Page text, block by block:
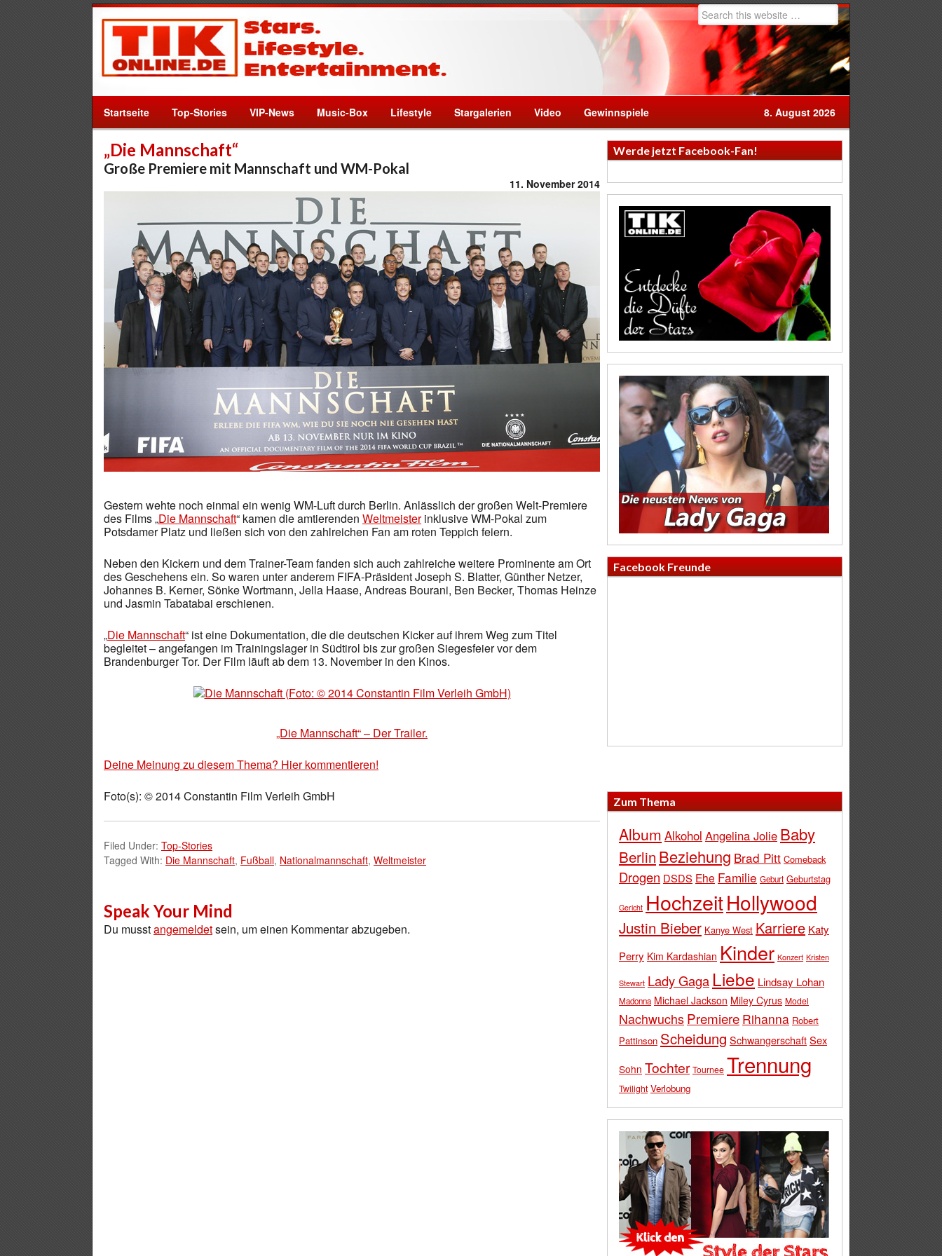
Startseite Top-Stories VIP-News Music-Box Lifestyle Stargalerien Video Gewinnspiele 8. August 2026
„Die Mannschaft“
Große Premiere mit Mannschaft und WM-Pokal
11. November 2014
Gestern wehte noch einmal ein wenig WM-Luft durch Berlin. Anlässlich der großen Welt-Premiere
des Films „Die Mannschaft“ kamen die amtierenden Weltmeisterinklusive WM-Pokal zum
Potsdamer Platz und ließen sich von den zahlreichen Fan am roten Teppich feiern.
Neben den Kickern und dem Trainer-Team fanden sich auch zahlreiche weitere Prominente am Ort
des Geschehens ein. So waren unter anderem FIFA-Präsident Joseph S. Blatter, Günther Netzer,
Johannes B. Kerner, Sönke Wortmann, Jella Haase, Andreas Bourani, Ben Becker, Thomas Heinze
und Jasmin Tabatabai erschienen.
„Die Mannschaft“ ist eine Dokumentation, die die deutschen Kicker auf ihrem Weg zum Titel
begleitet – angefangen im Trainingslager in Südtirol bis zur großen Siegesfeier vor dem
Brandenburger Tor. Der Film läuft ab dem 13. November in den Kinos.
„Die Mannschaft“ – Der Trailer.
Deine Meinung zu diesem Thema? Hier kommentieren!
Foto(s): © 2014 Constantin Film Verleih GmbH
Filed Under: Top-Stories
Tagged With: Die Mannschaft, Fußball, Nationalmannschaft, Weltmeister
Speak Your Mind
Du musstangemeldetsein, um einen Kommentar abzugeben.
Werde jetzt Facebook-Fan!
Facebook Freunde
Zum Thema
Album Alkohol Angelina Jolie Baby
Berlin Beziehung Brad Pitt Comeback
Drogen DSDS Ehe Familie Geburt Geburtstag
Gericht HochzeitHollywood
Justin Bieber Kanye West Karriere Katy
Perry Kim Kardashian Kinder Konzert Kristen
Stewart Lady Gaga Liebe Lindsay Lohan
Madonna Michael Jackson Miley Cyrus Model
Nachwuchs Premiere Rihanna Robert
Pattinson Scheidung SchwangerschaftSex
Sohn Tochter Tournee Trennung
Twilight Verlobung